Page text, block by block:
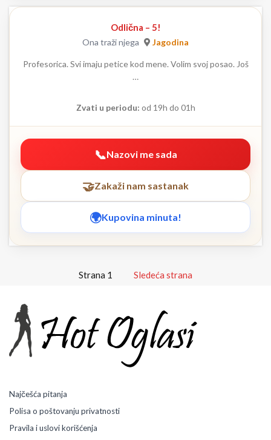
Odlična – 5!
Ona traži njega Jagodina
Profesorica. Svi imaju petice kod mene. Volim svoj posao. Još
…
Zvati u periodu: od 19h do 01h
Nazovi me sada
Zakaži nam sastanak
Kupovina minuta!
Strana 1 Sledeća strana
Najčešća pitanja
Polisa o poštovanju privatnosti
Pravila i uslovi korišćenja